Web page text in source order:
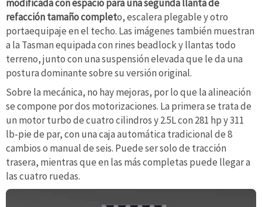
modificada con espacio para una segunda llanta de
refacción tamaño completo, escalera plegable y otro
portaequipaje en el techo. Las imágenes también muestran
a la Tasman equipada con rines beadlock y llantas todo
terreno, junto con una suspensión elevada que le da una
postura dominante sobre su versión original.
Sobre la mecánica, no hay mejoras, por lo que la alineación
se compone por dos motorizaciones. La primera se trata de
un motor turbo de cuatro cilindros y 2.5L con 281 hp y 311
lb-pie de par, con una caja automática tradicional de 8
cambios o manual de seis. Puede ser solo de tracción
trasera, mientras que en las más completas puede llegar a
las cuatro ruedas.